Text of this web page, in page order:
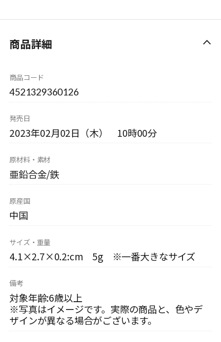
商品詳細
商品コード
4521329360126
発売日
2023年02月02日（木） 10時00分
原材料・素材
亜鉛合金/鉄
原産国
中国
サイズ・重量
4.1×2.7×0.2:cm 5g ※一番大きなサイズ
備考
対象年齢:6歳以上
※写真はイメージです。実際の商品と、色やデ
ザインが異なる場合がございます。